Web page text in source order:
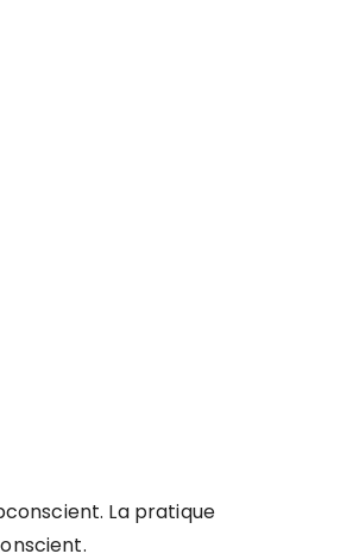
La pratique